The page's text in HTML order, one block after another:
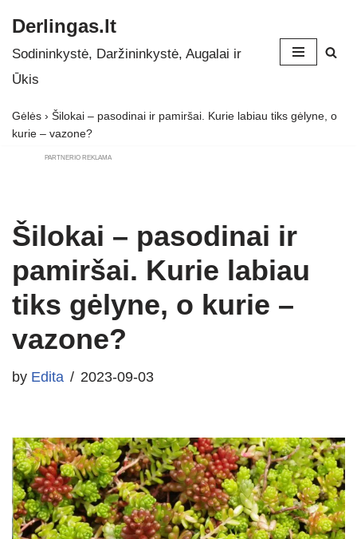
Skip
to
Derlingas.lt
Sodininkystė, Daržininkystė, Augalai ir
Ūkis
Gėlės › Šilokai – pasodinai ir pamiršai. Kurie labiau tiks gėlyne, o
kurie – vazone?
PARTNERIO REKLAMA
Šilokai – pasodinai ir
pamiršai. Kurie labiau
tiks gėlyne, o kurie –
vazone?
by Edita 2023-09-03